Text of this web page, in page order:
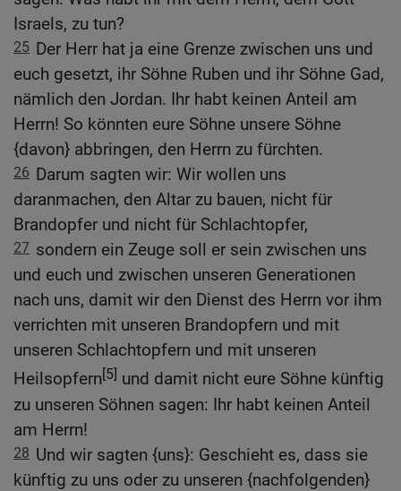
Israels, zu tun?
25 Der Herr hat ja eine Grenze zwischen uns und
euch gesetzt, ihr Söhne Ruben und ihr Söhne Gad,
nämlich den Jordan. Ihr habt keinen Anteil am
Herrn! So könnten eure Söhne unsere Söhne
{davon} abbringen, den Herrn zu fürchten.
26 Darum sagten wir: Wir wollen uns
daranmachen, den Altar zu bauen, nicht für
Brandopfer und nicht für Schlachtopfer,
27 sondern ein Zeuge soll er sein zwischen uns
und euch und zwischen unseren Generationen
nach uns, damit wir den Dienst des Herrn vor ihm
verrichten mit unseren Brandopfern und mit
unseren Schlachtopfern und mit unseren
Heilsopfern[5] und damit nicht eure Söhne künftig
zu unseren Söhnen sagen: Ihr habt keinen Anteil
am Herrn!
28 Und wir sagten {uns}: Geschieht es, dass sie
künftig zu uns oder zu unseren {nachfolgenden}